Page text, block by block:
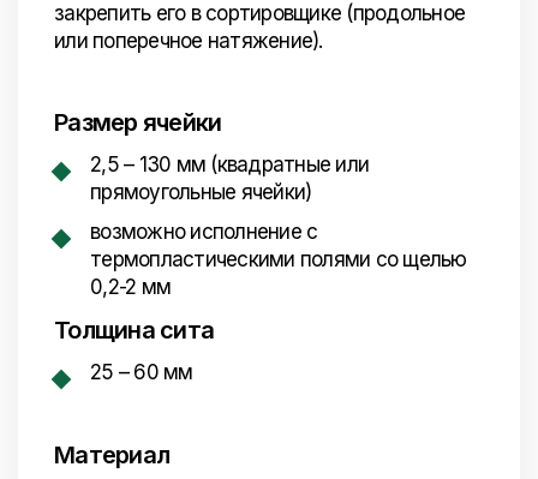
закрепить его в сортировщике (продольное
или поперечное натяжение).
Размер ячейки
2,5 – 130 мм (квадратные или
прямоугольные ячейки)
возможно исполнение с
термопластическими полями со щелью
0,2-2 мм
Толщина сита
25 – 60 мм
Материал